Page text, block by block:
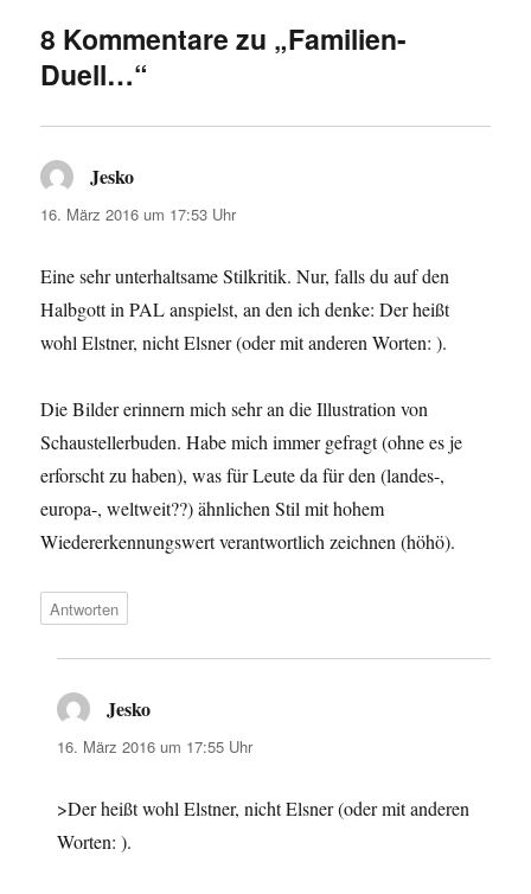
8 Kommentare zu „Familien-
Duell…“
Jesko
16. März 2016 um 17:53 Uhr
Eine sehr unterhaltsame Stilkritik. Nur, falls du auf den
Halbgott in PAL anspielst, an den ich denke: Der heißt
wohl Elstner, nicht Elsner (oder mit anderen Worten: ).
Die Bilder erinnern mich sehr an die Illustration von
Schaustellerbuden. Habe mich immer gefragt (ohne es je
erforscht zu haben), was für Leute da für den (landes-,
europa-, weltweit??) ähnlichen Stil mit hohem
Wiedererkennungswert verantwortlich zeichnen (höhö).
Antworten
Jesko
16. März 2016 um 17:55 Uhr
>Der heißt wohl Elstner, nicht Elsner (oder mit anderen
Worten: ).